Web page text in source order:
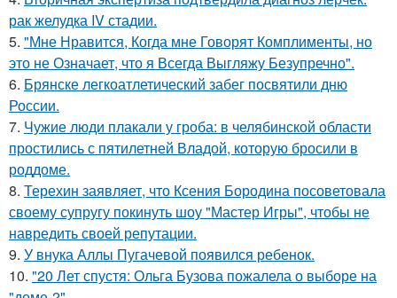
рак желудка IV стадии.
5. "Мне Нравится, Когда мне Говорят Комплименты, но
это не Означает, что я Всегда Выгляжу Безупречно".
6. Брянске легкоатлетический забег посвятили дню
России.
7. Чужие люди плакали у гроба: в челябинской области
простились с пятилетней Владой, которую бросили в
роддоме.
8. Терехин заявляет, что Ксения Бородина посоветовала
своему супругу покинуть шоу "Мастер Игры", чтобы не
навредить своей репутации.
9. У внука Аллы Пугачевой появился ребенок.
10. "20 Лет спустя: Ольга Бузова пожалела о выборе на